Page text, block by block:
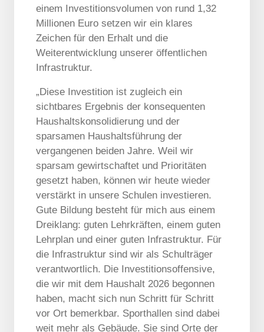
einem Investitionsvolumen von rund 1,32
Millionen Euro setzen wir ein klares
Zeichen für den Erhalt und die
Weiterentwicklung unserer öffentlichen
Infrastruktur.
„Diese Investition ist zugleich ein
sichtbares Ergebnis der konsequenten
Haushaltskonsolidierung und der
sparsamen Haushaltsführung der
vergangenen beiden Jahre. Weil wir
sparsam gewirtschaftet und Prioritäten
gesetzt haben, können wir heute wieder
verstärkt in unsere Schulen investieren.
Gute Bildung besteht für mich aus einem
Dreiklang: guten Lehrkräften, einem guten
Lehrplan und einer guten Infrastruktur. Für
die Infrastruktur sind wir als Schulträger
verantwortlich. Die Investitionsoffensive,
die wir mit dem Haushalt 2026 begonnen
haben, macht sich nun Schritt für Schritt
vor Ort bemerkbar. Sporthallen sind dabei
weit mehr als Gebäude. Sie sind Orte der